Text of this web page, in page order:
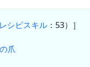
レシピスキル ：53）］
爪